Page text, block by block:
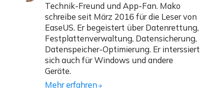
Technik-Freund und App-Fan. Mako
schreibe seit März 2016 für die Leser von
EaseUS. Er begeistert über Datenrettung,
Festplattenverwaltung, Datensicherung,
Datenspeicher-Optimierung. Er interssiert
sich auch für Windows und andere
Geräte.
Mehr erfahren